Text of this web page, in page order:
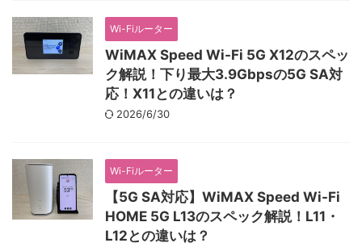
Wi-Fiルーター
WiMAX Speed Wi-Fi 5G X12のスペッ
ク解説！下り最大3.9Gbpsの5G SA対
応！X11との違いは？
2026/6/30
Wi-Fiルーター
【5G SA対応】WiMAX Speed Wi-Fi
HOME 5G L13のスペック解説！L11・
L12との違いは？